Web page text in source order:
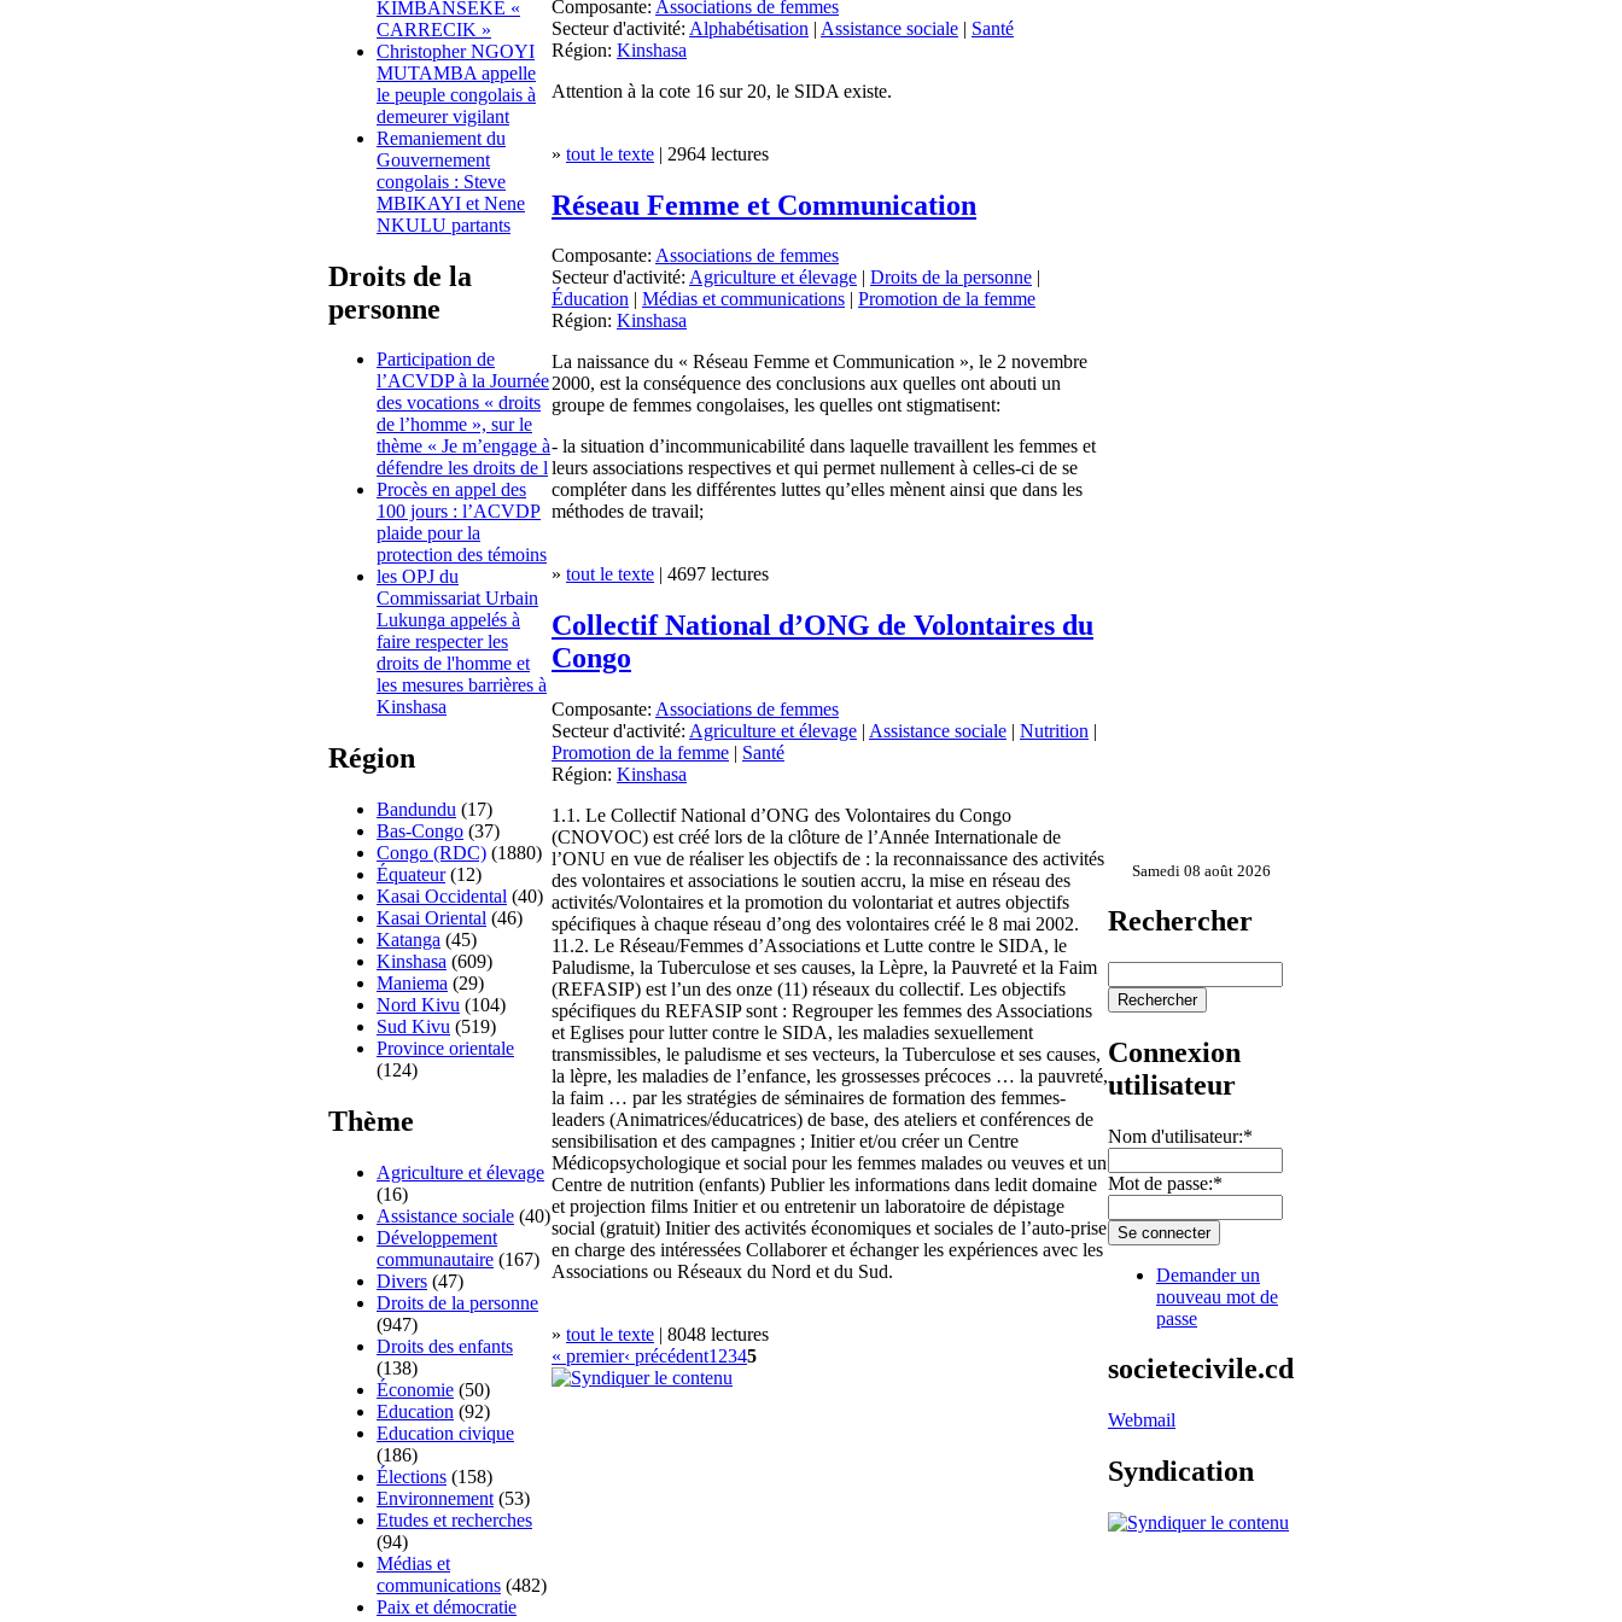
KIMBANSEKE «
CARRECIK »
Christopher NGOYI
MUTAMBA appelle
le peuple congolais à
demeurer vigilant
Remaniement du
Gouvernement
congolais : Steve
MBIKAYI et Nene
NKULU partants
Droits de la
personne
Participation de
l’ACVDP à la Journée
des vocations « droits
de l’homme », sur le
thème « Je m’engage à
défendre les droits de l
Procès en appel des
100 jours : l’ACVDP
plaide pour la
protection des témoins
les OPJ du
Commissariat Urbain
Lukunga appelés à
faire respecter les
droits de l'homme et
les mesures barrières à
Kinshasa
Région
Bandundu (17)
Bas-Congo (37)
Congo (RDC) (1880)
Équateur(12)
Kasai Occidental (40)
Kasai Oriental (46)
Katanga (45)
Kinshasa (609)
Maniema (29)
Nord Kivu (104)
Sud Kivu (519)
Province orientale
(124)
Thème
Agriculture et élevage
(16)
Assistance sociale (40)
Développement
communautaire (167)
Divers (47)
Droits de la personne
(947)
Droits des enfants
(138)
Économie (50)
Education (92)
Education civique
(186)
Élections (158)
Environnement (53)
Etudes et recherches
(94)
Médias et
communications (482)
Paix et démocratie
Composante: Associations de femmes
Secteur d'activité: Alphabétisation | Assistance sociale | Santé
Région: Kinshasa
Attention à la cote 16 sur 20, le SIDA existe.
» tout le texte | 2964 lectures
Réseau Femme et Communication
Composante: Associations de femmes
Secteur d'activité: Agriculture et élevage | Droits de la personne |
Éducation | Médias et communications | Promotion de la femme
Région: Kinshasa
La naissance du « Réseau Femme et Communication », le 2 novembre
2000, est la conséquence des conclusions aux quelles ont abouti un
groupe de femmes congolaises, les quelles ont stigmatisent:
- la situation d’incommunicabilité dans laquelle travaillent les femmes et
leurs associations respectives et qui permet nullement à celles-ci de se
compléter dans les différentes luttes qu’elles mènent ainsi que dans les
méthodes de travail;
» tout le texte | 4697 lectures
Collectif National d’ONG de Volontaires du
Congo
Composante: Associations de femmes
Secteur d'activité: Agriculture et élevage | Assistance sociale | Nutrition |
Promotion de la femme | Santé
Région: Kinshasa
1.1. Le Collectif National d’ONG des Volontaires du Congo
(CNOVOC) est créé lors de la clôture de l’Année Internationale de
l’ONU en vue de réaliser les objectifs de : la reconnaissance des activités
des volontaires et associations le soutien accru, la mise en réseau des
activités/Volontaires et la promotion du volontariat et autres objectifs
spécifiques à chaque réseau d’ong des volontaires créé le 8 mai 2002.
11.2. Le Réseau/Femmes d’Associations et Lutte contre le SIDA, le
Paludisme, la Tuberculose et ses causes, la Lèpre, la Pauvreté et la Faim
(REFASIP) est l’un des onze (11) réseaux du collectif. Les objectifs
spécifiques du REFASIP sont : Regrouper les femmes des Associations
et Eglises pour lutter contre le SIDA, les maladies sexuellement
transmissibles, le paludisme et ses vecteurs, la Tuberculose et ses causes,
la lèpre, les maladies de l’enfance, les grossesses précoces … la pauvreté,
la faim … par les stratégies de séminaires de formation des femmes-
leaders (Animatrices/éducatrices) de base, des ateliers et conférences de
sensibilisation et des campagnes ; Initier et/ou créer un Centre
Médicopsychologique et social pour les femmes malades ou veuves et un
Centre de nutrition (enfants) Publier les informations dans ledit domaine
et projection films Initier et ou entretenir un laboratoire de dépistage
social (gratuit) Initier des activités économiques et sociales de l’auto-prise
en charge des intéressées Collaborer et échanger les expériences avec les
Associations ou Réseaux du Nord et du Sud.
» tout le texte | 8048 lectures
« premier‹ précédent1 2345
Samedi 08 août 2026
Rechercher
Connexion
utilisateur
Nom d'utilisateur:*
Mot de passe:*
Demander un
nouveau mot de
passe
societecivile.cd
Webmail
Syndication